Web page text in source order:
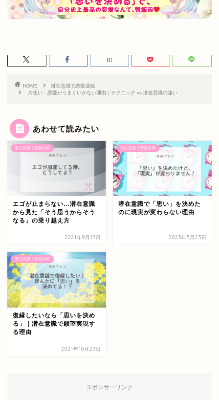
HOME
潜在意識で恋愛成就
片想い・恋愛がうまくいかない理由｜テクニック vs 潜在意識の違い
あわせて読みたい
潜在意識で恋愛成就
エゴが止まらない…潜在意識
から見た「そう思うからそう
なる」の乗り越え方
2021年9月17日
潜在意識で恋愛成就
潜在意識で「思い」を決めた
のに現実が変わらない理由
2023年5月23日
潜在意識で恋愛成就
復縁したいなら「思いを決め
る」｜潜在意識で願望実現す
る理由
2021年10月23日
スポンサーリンク